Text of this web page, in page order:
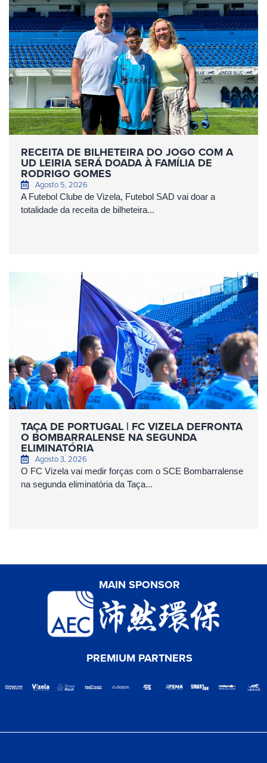
RECEITA DE BILHETEIRA DO JOGO COM A
UD LEIRIA SERÁ DOADA À FAMÍLIA DE
RODRIGO GOMES
Agosto 5, 2026
A Futebol Clube de Vizela, Futebol SAD vai doar a
totalidade da receita de bilheteira...
TAÇA DE PORTUGAL | FC VIZELA DEFRONTA
O BOMBARRALENSE NA SEGUNDA
ELIMINATÓRIA
Agosto 3, 2026
O FC Vizela vai medir forças com o SCE Bombarralense
na segunda eliminatória da Taça...
MAIN SPONSOR
PREMIUM PARTNERS